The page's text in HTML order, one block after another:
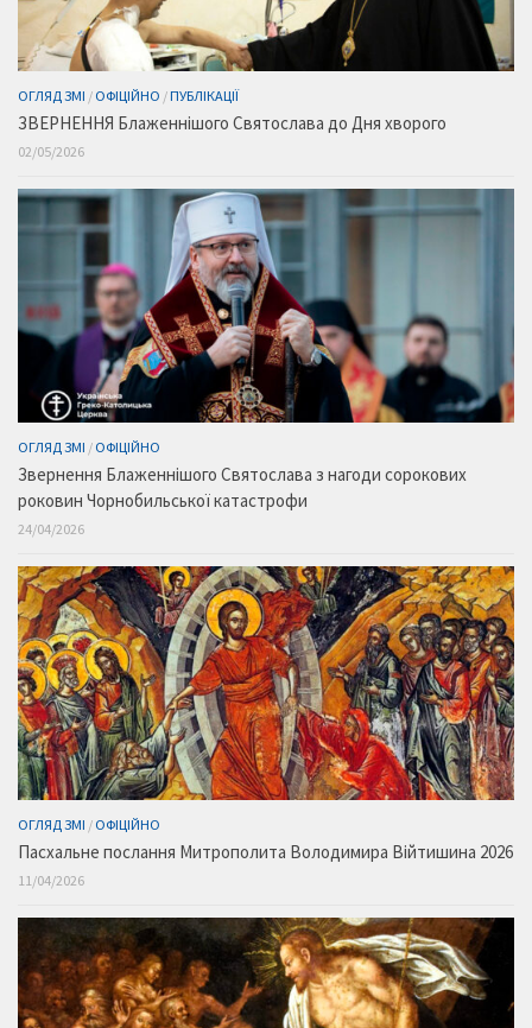
ОГЛЯД ЗМІ / ОФІЦІЙНО /ПУБЛІКАЦІЇ
ЗВЕРНЕННЯ Блаженнішого Святослава до Дня хворого
02/05/2026
ОГЛЯД ЗМІ / ОФІЦІЙНО
Звернення Блаженнішого Святослава з нагоди сорокових
роковин Чорнобильської катастрофи
24/04/2026
ОГЛЯД ЗМІ / ОФІЦІЙНО
Пасхальне послання Митрополита Володимира Війтишина 2026
11/04/2026